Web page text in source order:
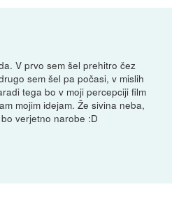
V prvo sem šel prehitro čez
sem šel pa počasi, v mislih
tega bo v moji percepciji film
mojim idejam. Že sivina neba,
verjetno narobe :D